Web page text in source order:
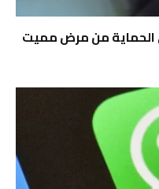
الحماية من مرض مميت